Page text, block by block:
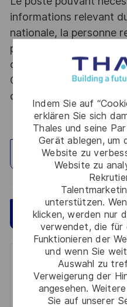
Indem Sie auf
erklären Sie sich
Thales und seine
Gerät ablegen, um
Website zu
Website zu
unterstützen.
klicken, werden nur
verwendet, die für
Funktionieren der
und wenn Sie
Auswahl zu
Verweigerung der
angesehen.
Sie auf unserer
informations relevant
nationale, la personne
procédure
dispositions des
Code de la défense et
du 09 août 2021.
Standort erkunden
Jetzt bewerben
Get notified for
You'll receive updates